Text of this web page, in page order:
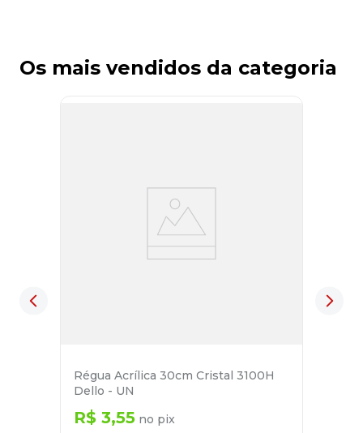
Os mais vendidos da categoria
Régua Acrílica 30cm Cristal 3100H
Dello - UN
R$ 3,55 no pix